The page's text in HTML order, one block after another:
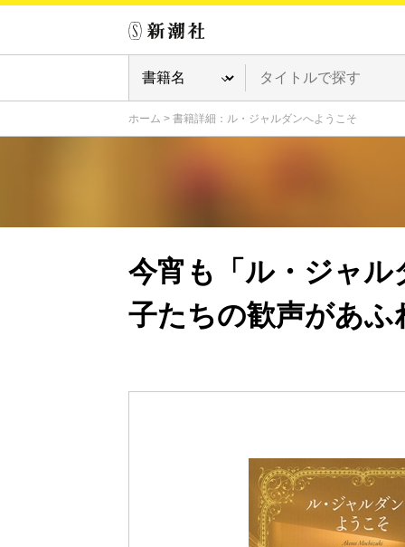
ホーム > 書籍詳細：ル・ジャルダンへようこそ
今宵も「ル・ジャ
子たちの歓声があふ